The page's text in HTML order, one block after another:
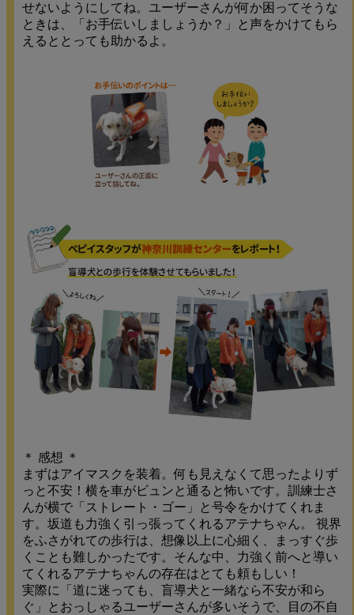
せないようにしてね。ユーザーさんが何か困ってそうな
ときは、「お手伝いしましょうか？」と声をかけてもら
えるととっても助かるよ。
＊ 感想 ＊
まずはアイマスクを装着。何も見えなくて思ったよりず
っと不安！横を車がビュンと通ると怖いです。訓練士さ
んが横で「ストレート・ゴー」と号令をかけてくれま
す。坂道も力強く引っ張ってくれるアテナちゃん。 視界
をふさがれての歩行は、想像以上に心細く、まっすぐ歩
くことも難しかったです。そんな中、力強く前へと導い
てくれるアテナちゃんの存在はとても頼もしい！
実際に「道に迷っても、盲導犬と一緒なら不安が和ら
ぐ」とおっしゃるユーザーさんが多いそうで、目の不自